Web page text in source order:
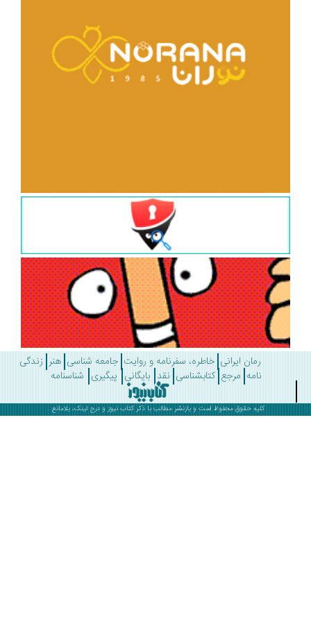
رمان ایرانی خاطره، سفرنامه و روایت جامعه شناسی هنر زندگی
مرجع کتابشناسی نقد بایگانی پیگیری شناسنامه
کلیه حقوق محفوظ است و بازنشر مطالب با ذکرکتاب نیوزو درج لینک، بلامانع .